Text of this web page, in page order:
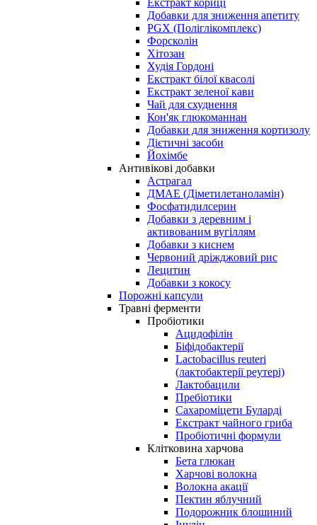
Добавки для зниження апетиту
PGX (Поліглікомплекс)
Форсколін
Хітозан
Худія Гордоні
Екстракт білої квасолі
Екстракт зеленої кави
Чай для схуднення
Кон'як глюкоманнан
Добавки для зниження кортизолу
Дієтичні засоби
Йохімбе
Антивікові добавки
Астрагал
ДМАЕ (Діметилетаноламін)
Фосфатидилсерин
Добавки з деревним і
активованим вугіллям
Добавки з киснем
Червоний дріжджовий рис
Лецитин
Добавки з кокосу
Порожні капсули
Травні ферменти
Пробіотики
Ацидофілін
Біфідобактерії
Lactobacillus reuteri
(лактобактерії реутері)
Лактобацили
Пребіотики
Сахароміцети Буларді
Екстракт чайного гриба
Пробіотичні формули
Клітковина харчова
Бета глюкан
Харчові волокна
Волокна акації
Пектин яблучний
Подорожник блошиний